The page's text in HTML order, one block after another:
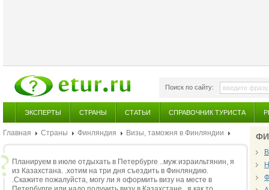
Поиск по сайту:
ЭКСПЕРТЫ СТРАНЫ СТАТЬИ СПРАВОЧНИК ТУРИСТА
Главная Страны Финляндия Визы, таможня в Финляндии
Планируем в июле отдыхать в Петербурге ..муж израильтянин, я
из Казахстана. .хотим на три дня съездить в Финляндию.
.Скажите пожалуйста, могу ли я оформить визу на месте в